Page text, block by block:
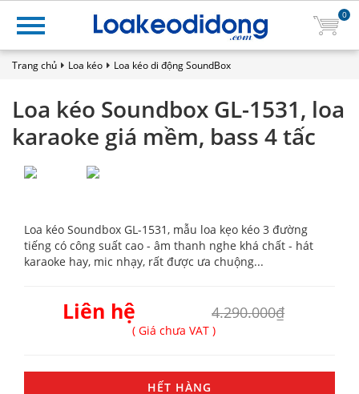
0
Trang chủ Loa kéo Loa kéo di động SoundBox
Loa kéo Soundbox GL-1531, loa
karaoke giá mềm, bass 4 tấc
Loa kéo Soundbox GL-1531, mẫu loa kẹo kéo 3 đường
tiếng có công suất cao - âm thanh nghe khá chất - hát
karaoke hay, mic nhạy, rất được ưa chuộng...
Liên hệ 4.290.000₫
( Giá chưa VAT )
HẾT HÀNG